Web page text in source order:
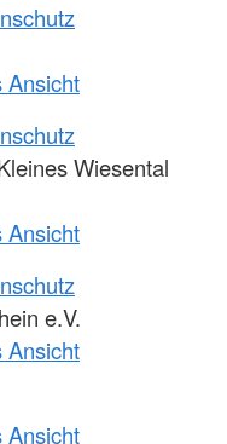
Ansicht
Wiesental
Ansicht
e.V.
Ansicht
Ansicht